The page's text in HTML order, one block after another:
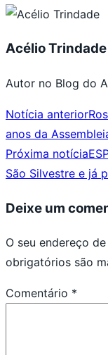
Acélio Trindade
Autor no Blog do
Notícia anterior
anos da
Próxima notícia
São Silvestre e já
Deixe um
O seu endereço
obrigatórios são
Comentário *